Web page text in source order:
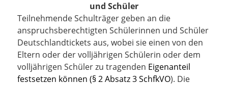
und Schüler
Teilnehmende Schulträger geben an die
anspruchsberechtigten Schülerinnen und Schüler
Deutschlandtickets aus, wobei sie einen von den
Eltern oder der volljährigen Schülerin oder dem
volljährigen Schüler zu tragenden Eigenanteil
festsetzen können (§ 2 Absatz 3 SchfkVO). Die